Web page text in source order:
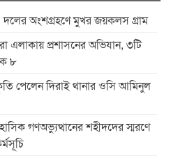
দলের অংশগ্রহণে মুখর জয়কলস গ্রাম
এলাকায় প্রশাসনের অভিযান, ৩টি
৮
পেলেন দিরাই থানার ওসি আমিনুল
গণঅভ্যুত্থানের শহীদদের স্মরণে